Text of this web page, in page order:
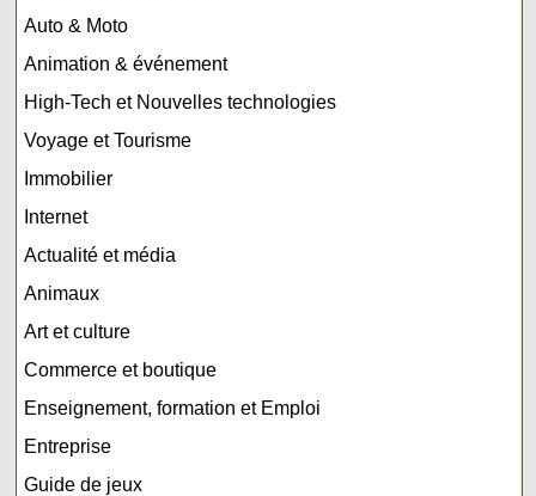
Auto & Moto
Animation & événement
High-Tech et Nouvelles technologies
Voyage et Tourisme
Immobilier
Internet
Actualité et média
Animaux
Art et culture
Commerce et boutique
Enseignement, formation et Emploi
Entreprise
Guide de jeux